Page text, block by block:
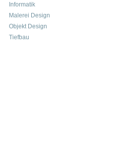
Informatik
Malerei Design
Objekt Design
Tiefbau